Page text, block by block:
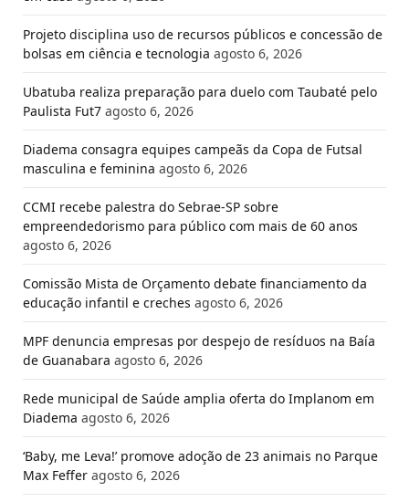
Projeto disciplina uso de recursos públicos e concessão de
bolsas em ciência e tecnologia agosto 6, 2026
Ubatuba realiza preparação para duelo com Taubaté pelo
Paulista Fut7 agosto 6, 2026
Diadema consagra equipes campeãs da Copa de Futsal
masculina e feminina agosto 6, 2026
CCMI recebe palestra do Sebrae-SP sobre
empreendedorismo para público com mais de 60 anos
agosto 6, 2026
Comissão Mista de Orçamento debate financiamento da
educação infantil e creches agosto 6, 2026
MPF denuncia empresas por despejo de resíduos na Baía
de Guanabara agosto 6, 2026
Rede municipal de Saúde amplia oferta do Implanom em
Diadema agosto 6, 2026
‘Baby, me Leva!’ promove adoção de 23 animais no Parque
Max Feffer agosto 6, 2026